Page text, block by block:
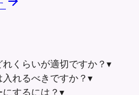
くらいが適切ですか？ ▾
れるべきですか？ ▾
するには？ ▾